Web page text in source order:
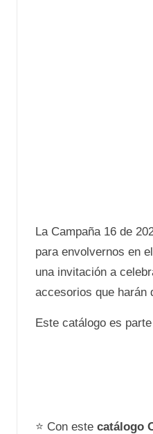
La Campaña 16 de
para envolvernos en
una invitación a
accesorios que harán
Este catálogo es
⭐ Con este catálogo